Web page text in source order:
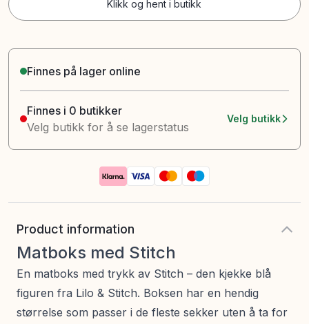
Klikk og hent i butikk
Finnes på lager online
Finnes i 0 butikker
Velg butikk for å se lagerstatus
Velg butikk
Product information
Matboks med Stitch
En matboks med trykk av Stitch – den kjekke blå
figuren fra Lilo & Stitch. Boksen har en hendig
størrelse som passer i de fleste sekker uten å ta for